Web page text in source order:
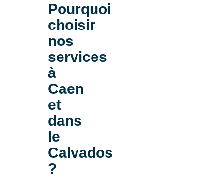
Pourquoi
choisir
nos
services
à
Caen
et
dans
le
Calvados
?